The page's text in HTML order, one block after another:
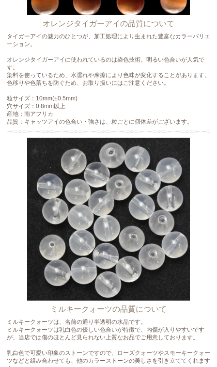
オレンジタイガーアイの品質について
タイガーアイの魅力のひとつが、加工処理により生まれた豊富なカラーバリエ
ーション。
オレンジタイガーアイに使われているのは染色技術。明るい色合いが人気で
す。
染料を使っているため、水濡れや摩擦により色味が変化することがあります。
色移りや色落ちを防ぐため、お取り扱いにはご注意ください。
粒サイズ：10mm(±0.5mm)
穴サイズ：0.8mm以上
産地：南アフリカ
品質：キャッツアイの色合い・強さは、粒ごとに個体差がございます。
ミルキークォーツの品質について
ミルキークォーツは、名前の通り半透明の水晶です。
ミルキークォーツは乳白色の優しい色合いが特徴で、内傷が入りやすいです
が、当店では傷のほとんど見られない上質なお品でご用意しております。
乳白色で可愛い印象のストーンですので、ローズクォーツやスモーキークォー
ツなどと組み合わせても、他のカラーストーンの美しさを引き立ててくれます